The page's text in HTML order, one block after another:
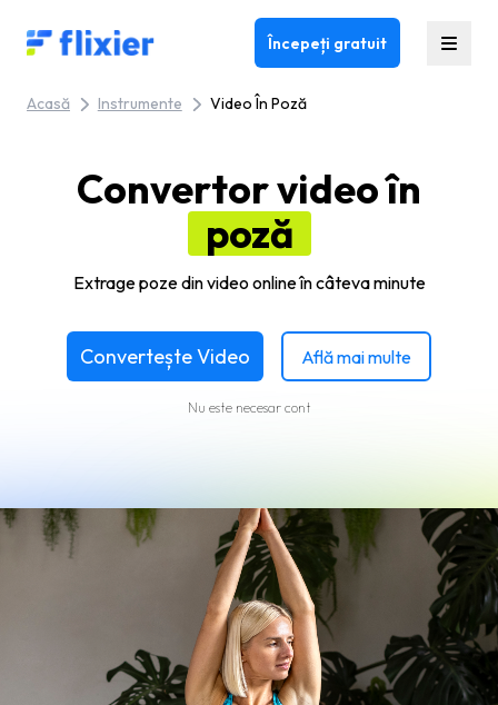
Flixier logo - Home Începeți gratuit
Acasă Instrumente Video În Poză
Convertor video în
poză
Extrage poze din video online în câteva minute
Convertește Video Află mai multe
Nu este necesar cont